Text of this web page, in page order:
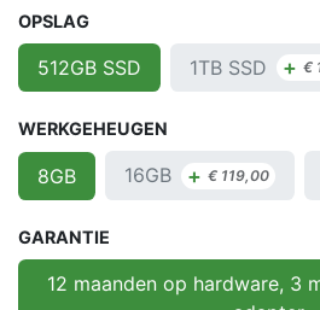
OPSLAG
512GB SSD 1TB SSD + €
WERKGEHEUGEN
8GB 16GB + € 119,00
GARANTIE
12 maanden op hardware, 3